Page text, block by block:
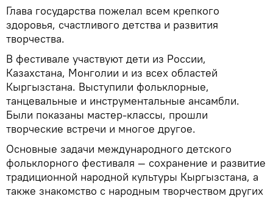
Глава государства пожелал всем крепкого
здоровья, счастливого детства и развития
творчества.
В фестивале участвуют дети из России,
Казахстана, Монголии и из всех областей
Кыргызстана. Выступили фольклорные,
танцевальные и инструментальные ансамбли.
Были показаны мастер-классы, прошли
творческие встречи и многое другое.
Основные задачи международного детского
фольклорного фестиваля — сохранение и развитие
традиционной народной культуры Кыргызстана, а
также знакомство с народным творчеством других